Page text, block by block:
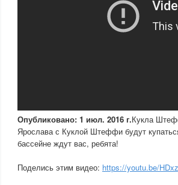
Опубликовано: 1 июл. 2016 г.Кукла
Ярослава с Куклой Штеффи будут
бассейне ждут вас, ребята!
Поделись этим видео: https://youtu.be/